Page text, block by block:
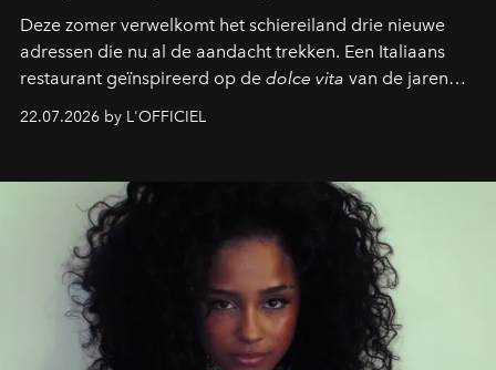
Deze zomer verwelkomt het schiereiland drie nieuwe
adressen die nu al de aandacht trekken. Een Italiaans
restaurant geïnspireerd op de dolce vita van de jaren
zestig, een Japanse hotspot die na zonsondergang
verandert in een bruisende ontmoetingsplek en de
neerstrijkt in Saint-Tropez. Dit zijn de nieuwe adressen
die deze zomer de toon zetten, van lange lunches tot
zwoele nachten.
22.07.2026 by L'OFFICIEL